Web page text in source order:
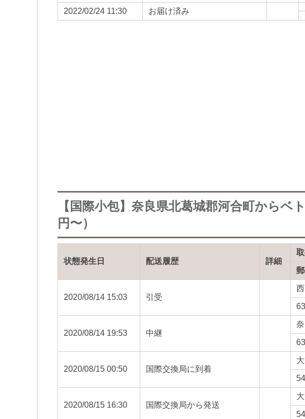
2022/02/24 11:30 お届け済み
【国際小包】奈良県北葛城郡河合町からベ
円〜）
状態発生日 配送履歴 詳細
2020/08/14 15:03 引受
2020/08/14 19:53 中継
2020/08/15 00:50 国際交換局に到着
2020/08/15 16:30 国際交換局から発送